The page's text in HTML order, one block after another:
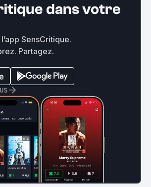
dans votre
SensCritique.
Partagez.